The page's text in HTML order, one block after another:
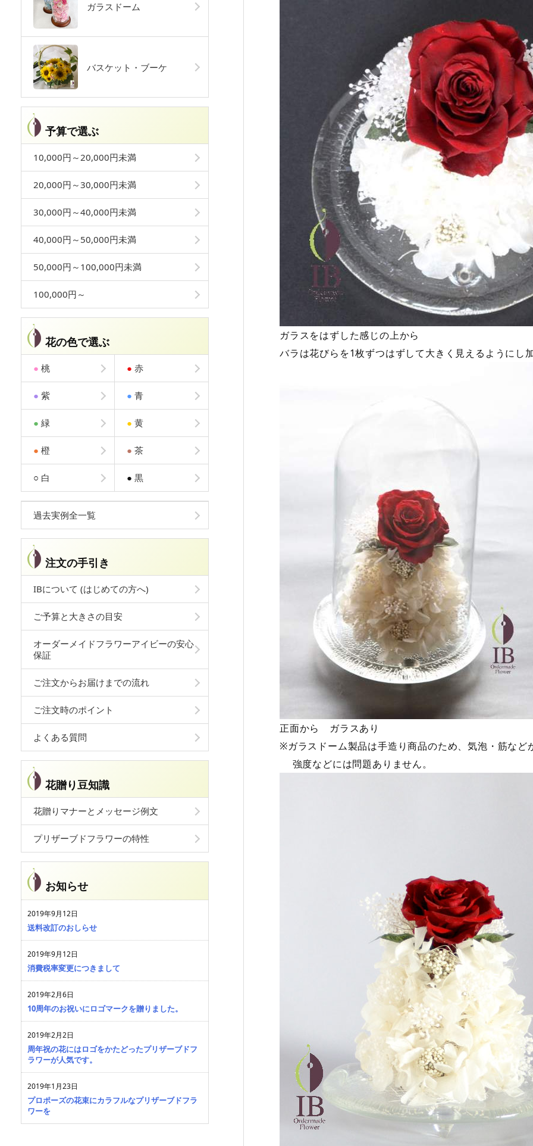
ガラスをはずした感じの上から
バラは花びらを1枚ずつはずして大きく見えるようにし
正面から ガラスあり
※ガラスドーム製品は手造り商品のため、気泡・筋など
強度などには問題ありません。
ガラスドーム
バスケット・ブーケ
予算で選ぶ
10,000円～20,000円未満
20,000円～30,000円未満
30,000円～40,000円未満
40,000円～50,000円未満
50,000円～100,000円未満
100,000円～
花の色で選ぶ
● 桃 ● 赤
● 紫 ● 青
● 緑 ● 黄
● 橙 ● 茶
○ 白 ● 黒
過去実例全一覧
注文の手引き
IBについて (はじめての方へ)
ご予算と大きさの目安
オーダーメイドフラワーアイビーの安心
保証
ご注文からお届けまでの流れ
ご注文時のポイント
よくある質問
花贈り豆知識
花贈りマナーとメッセージ例文
プリザーブドフラワーの特性
お知らせ
2019年9月12日
送料改訂のおしらせ
2019年9月12日
消費税率変更につきまして
2019年2月6日
10周年のお祝いにロゴマークを贈りました。
2019年2月2日
周年祝の花にはロゴをかたどったプリザーブドフ
ラワーが人気です。
2019年1月23日
プロポーズの花束にカラフルなプリザーブドフラ
ワーを